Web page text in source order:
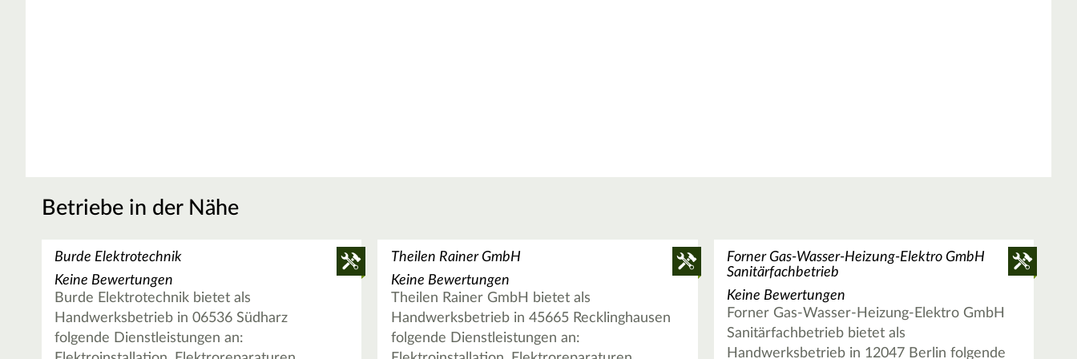
Betriebe in der Nähe
Burde Elektrotechnik
Keine Bewertungen
Burde Elektrotechnik bietet als
Handwerksbetrieb in 06536 Südharz
folgende Dienstleistungen an:
Theilen Rainer GmbH
Keine Bewertungen
Theilen Rainer GmbH bietet als
Handwerksbetrieb in 45665 Recklinghausen
folgende Dienstleistungen an:
Forner Gas-Wasser-Heizung-Elektro GmbH
Sanitärfachbetrieb
Keine Bewertungen
Forner Gas-Wasser-Heizung-Elektro GmbH
Sanitärfachbetrieb bietet als
Handwerksbetrieb in 12047 Berlin folgende